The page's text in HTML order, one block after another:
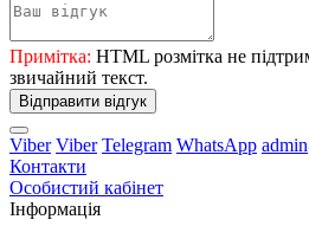
Примітка: HTML розмітка не
звичайний текст.
Відправити відгук
Viber Viber Telegram WhatsApp
Контакти
Особистий кабінет
Інформація